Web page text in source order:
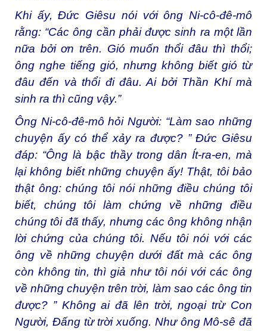
Khi ấy, Đức Giêsu nói với ông Ni-cô-đê-mô
rằng: “Các ông cần phải được sinh ra một lần
nữa bởi ơn trên. Gió muốn thổi đâu thì thổi;
ông nghe tiếng gió, nhưng không biết gió từ
đâu đến và thổi đi đâu. Ai bởi Thần Khí mà
sinh ra thì cũng vậy.”
Ông Ni-cô-đê-mô hỏi Người: “Làm sao những
chuyện ấy có thể xảy ra được? ” Đức Giêsu
đáp: “Ông là bậc thầy trong dân Ít-ra-en, mà
lại không biết những chuyện ấy! Thật, tôi bảo
thật ông: chúng tôi nói những điều chúng tôi
biết, chúng tôi làm chứng về những điều
chúng tôi đã thấy, nhưng các ông không nhận
lời chứng của chúng tôi. Nếu tôi nói với các
ông về những chuyện dưới đất mà các ông
còn không tin, thì giả như tôi nói với các ông
về những chuyện trên trời, làm sao các ông tin
được? ” Không ai đã lên trời, ngoại trừ Con
Người, Đấng từ trời xuống. Như ông Mô-sê đã